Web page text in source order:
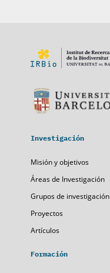
Investigación
Misión y objetivos
Áreas de Investigación
Grupos de investigación
Proyectos
Artículos
Formación